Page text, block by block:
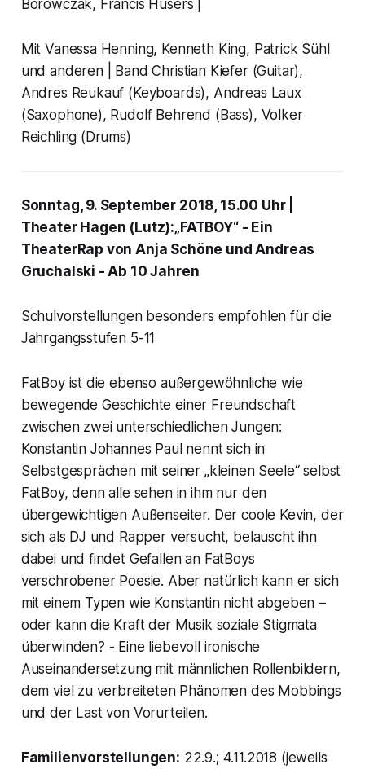
Borowczak, Francis Hüsers |
Mit Vanessa Henning, Kenneth King, Patrick Sühl
und anderen | Band Christian Kiefer (Guitar),
Andres Reukauf (Keyboards), Andreas Laux
(Saxophone), Rudolf Behrend (Bass), Volker
Reichling (Drums)
Sonntag, 9. September 2018, 15.00 Uhr |
Theater Hagen (Lutz):„FATBOY“ - Ein
TheaterRap von Anja Schöne und Andreas
Gruchalski - Ab 10 Jahren
Schulvorstellungen besonders empfohlen für die
Jahrgangsstufen 5-11
FatBoy ist die ebenso außergewöhnliche wie
bewegende Geschichte einer Freundschaft
zwischen zwei unterschiedlichen Jungen:
Konstantin Johannes Paul nennt sich in
Selbstgesprächen mit seiner „kleinen Seele“ selbst
FatBoy, denn alle sehen in ihm nur den
übergewichtigen Außenseiter. Der coole Kevin, der
sich als DJ und Rapper versucht, belauscht ihn
dabei und findet Gefallen an FatBoys
verschrobener Poesie. Aber natürlich kann er sich
mit einem Typen wie Konstantin nicht abgeben –
oder kann die Kraft der Musik soziale Stigmata
überwinden? - Eine liebevoll ironische
Auseinandersetzung mit männlichen Rollenbildern,
dem viel zu verbreiteten Phänomen des Mobbings
und der Last von Vorurteilen.
Familienvorstellungen: 22.9.; 4.11.2018 (jeweils